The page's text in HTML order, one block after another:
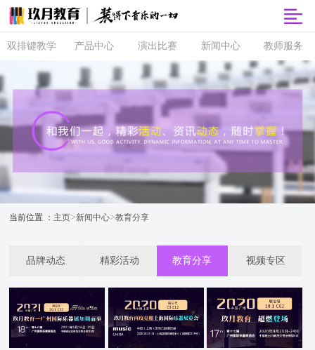
双排键教学
双排键
课程体系
直营校区
音协考级
双排键升级
产品中心
玖月商城
玖月智能音
玖月琴房
玖月琴房云
玖月·音悦岛
演出比赛
音乐会
央视演出
玖乐团
新闻中心
品牌动态
精彩活动
教育分享
视频专区
教师服务
师资培训
玖月教师俱
师资查询
全国师资招
当前位置 ： 主页>新闻中心>教育分享
品牌动态 精彩活动 教育分享 视频专区